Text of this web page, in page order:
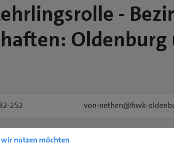
-
Oldenburg
252 von-nethen@hwk-
nutzen möchten